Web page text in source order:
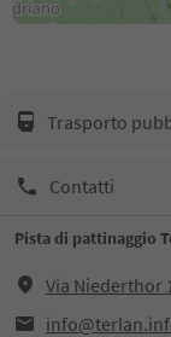
Trasporto
Contatti
Pista di pattinaggio
Via Niederthor